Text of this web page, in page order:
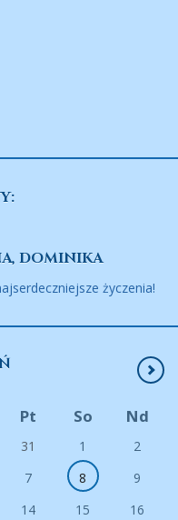
DOMINIKA
życzenia!
Pt So Nd
31 1
2
7 8
9
14 15
16